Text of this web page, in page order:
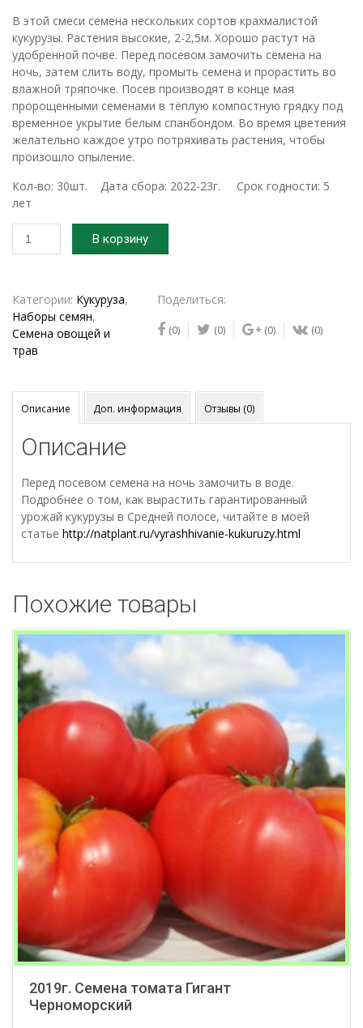
В этой смеси семена нескольких сортов крахмалистой
кукурузы. Растения высокие, 2-2,5м. Хорошо растут на
удобренной почве. Перед посевом замочить семена на
ночь, затем слить воду, промыть семена и прорастить во
влажной тряпочке. Посев производят в конце мая
пророщенными семенами в тёплую компостную грядку под
временное укрытие белым спанбондом. Во время цветения
желательно каждое утро потряхивать растения, чтобы
произошло опыление.
Кол-во: 30шт. Дата сбора: 2022-23г. Срок годности: 5
лет
товара
семян
РАЗНОЦВЕТНОЙ
КУКУРУЗЫ
В корзину
Категории: Кукуруза,
Наборы семян,
Семена овощей и
трав
Поделиться:
(0) (0) (0) (0)
Описание Доп. информация Отзывы (0)
Описание
Перед посевом семена на ночь замочить в воде.
Подробнее о том, как вырастить гарантированный
урожай кукурузы в Средней полосе, читайте в моей
статье http://natplant.ru/vyrashhivanie-kukuruzy.html
Похожие товары
2019г. Семена томата Гигант
Черноморский